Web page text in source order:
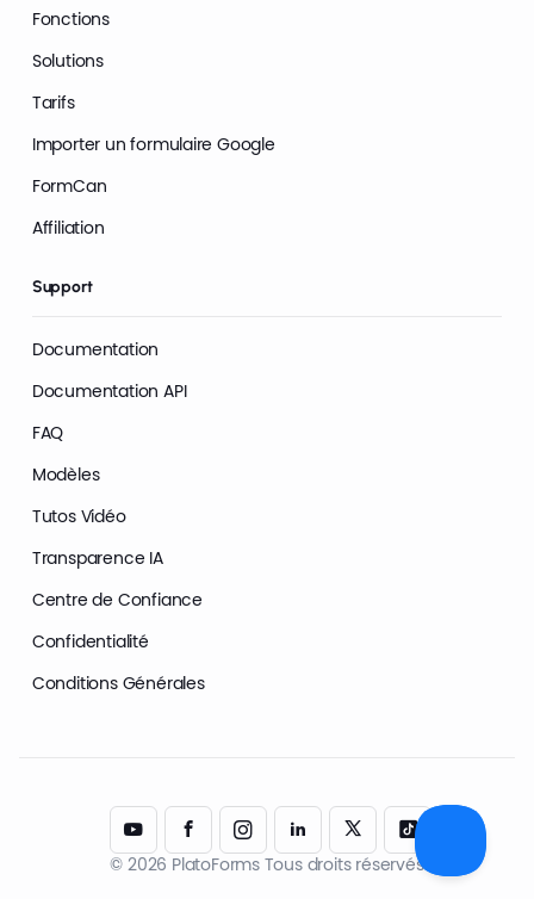
Fonctions
Solutions
Tarifs
Importer un formulaire Google
FormCan
Affiliation
Support
Documentation
Documentation API
FAQ
Modèles
Tutos Vidéo
Transparence IA
Centre de Confiance
Confidentialité
Conditions Générales
© 2026 PlatoForms Tous droits réservés